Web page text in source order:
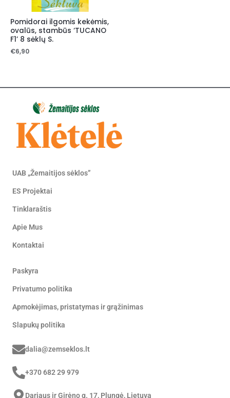
Pomidorai ilgomis kekėmis,
ovalūs, stambūs ‘TUCANO
F1’ 8 sėklų S.
€6,90
UAB „Žemaitijos sėklos”
ES Projektai
Tinklaraštis
Apie Mus
Kontaktai
Paskyra
Privatumo politika
Apmokėjimas, pristatymas ir grąžinimas
Slapukų politika
dalia@zemseklos.lt
+370 682 29 979
Dariaus ir Girėno g. 17, Plungė, Lietuva